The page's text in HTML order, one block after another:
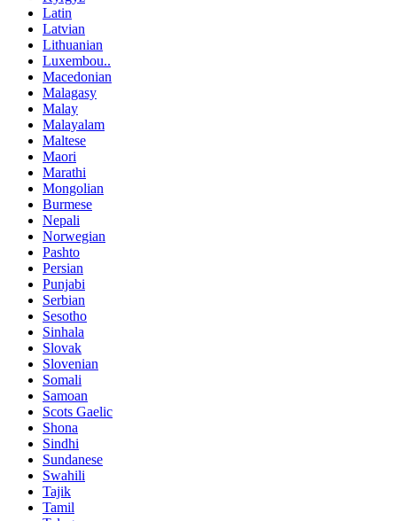
Latin
Latvian
Lithuanian
Luxembou..
Macedonian
Malagasy
Malay
Malayalam
Maltese
Maori
Marathi
Mongolian
Burmese
Nepali
Norwegian
Pashto
Persian
Punjabi
Serbian
Sesotho
Sinhala
Slovak
Slovenian
Somali
Samoan
Scots Gaelic
Shona
Sindhi
Sundanese
Swahili
Tajik
Tamil